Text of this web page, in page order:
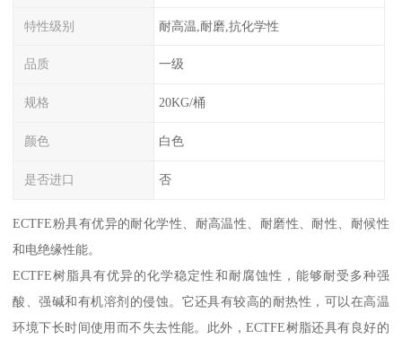
特性级别 耐高温,耐磨,抗化学性
品质 一级
规格 20KG/桶
颜色 白色
是否进口 否
ECTFE粉具有优异的耐化学性、耐高温性、耐磨性、耐性、耐候性
和电绝缘性能。
ECTFE树脂具有优异的化学稳定性和耐腐蚀性，能够耐受多种强
酸、强碱和有机溶剂的侵蚀。它还具有较高的耐热性，可以在高温
环境下长时间使用而不失去性能。此外，ECTFE树脂还具有良好的